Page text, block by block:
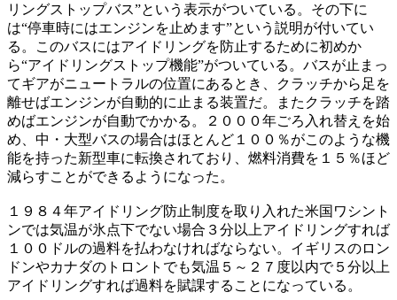
リングストップバス”という表示がついている。その下に
は“停車時にはエンジンを止めます”という説明が付いてい
る。このバスにはアイドリングを防止するために初めか
ら“アイドリングストップ機能”がついている。バスが止まっ
てギアがニュートラルの位置にあるとき、クラッチから足を
離せばエンジンが自動的に止まる装置だ。またクラッチを踏
めばエンジンが自動でかかる。２０００年ごろ入れ替えを始
め、中・大型バスの場合はほとんど１００％がこのような機
能を持った新型車に転換されており、燃料消費を１５％ほど
減らすことができるようになった。
１９８４年アイドリング防止制度を取り入れた米国ワシント
ンでは気温が氷点下でない場合３分以上アイドリングすれば
１００ドルの過料を払わなければならない。イギリスのロン
ドンやカナダのトロントでも気温５～２７度以内で５分以上
アイドリングすれば過料を賦課することになっている。